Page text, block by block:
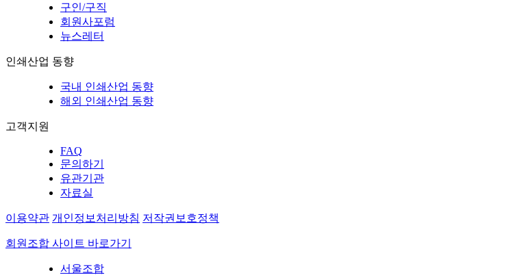
구인/구직
회원사포럼
뉴스레터
인쇄산업 동향
국내 인쇄산업 동향
해외 인쇄산업 동향
고객지원
FAQ
문의하기
유관기관
자료실
이용약관 개인정보처리방침 저작권보호정책
회원조합 사이트 바로가기
서울조합